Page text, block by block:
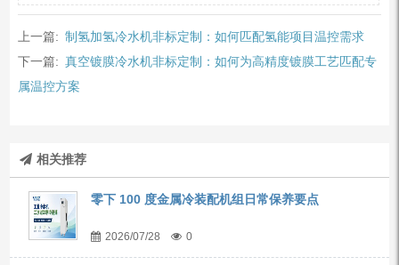
上一篇: 制氢加氢冷水机非标定制：如何匹配氢能项目温控需求
下一篇: 真空镀膜冷水机非标定制：如何为高精度镀膜工艺匹配专
属温控方案
相关推荐
零下 100 度金属冷装配机组日常保养要点
2026/07/28 0